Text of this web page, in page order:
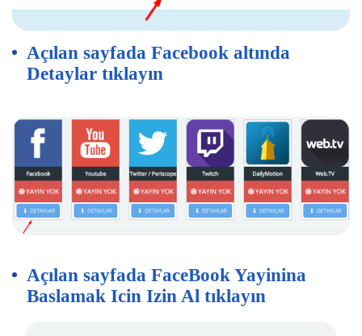
Açılan sayfada Facebook altında
Detaylar tıklayın
Açılan sayfada FaceBook Yayinina
Baslamak Icin Izin Al tıklayın